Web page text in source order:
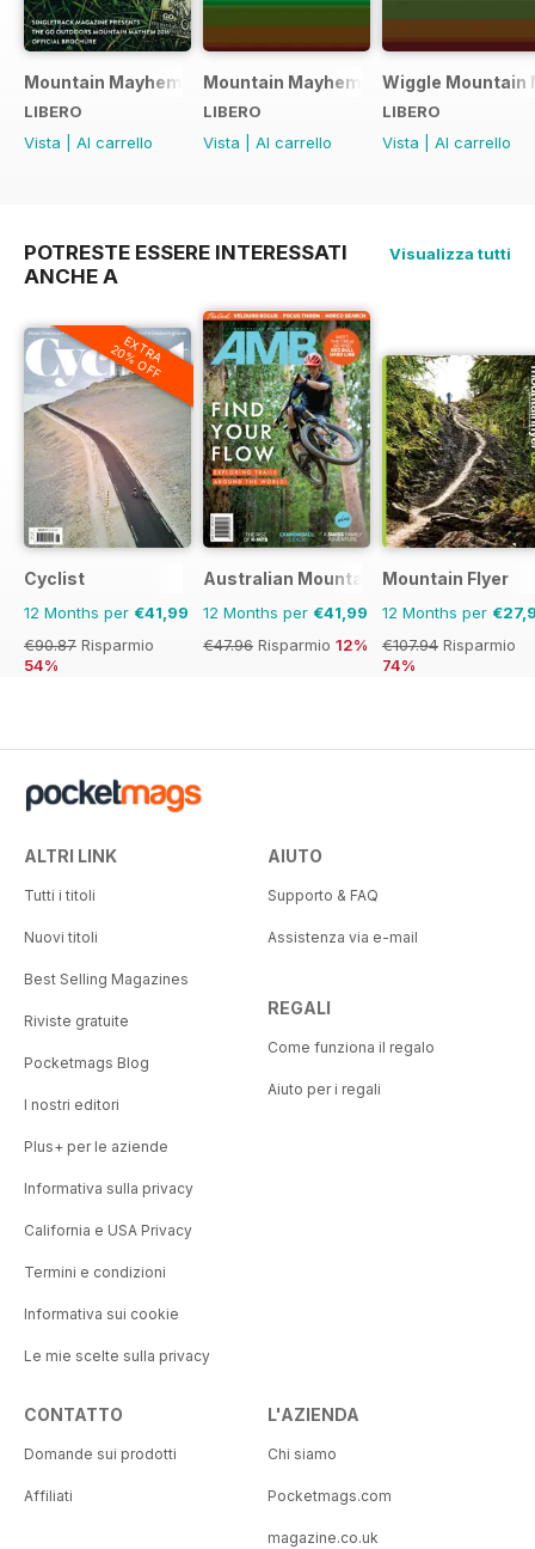
Mountain Mayhem 2016 Official Event Programme
LIBERO
Vista
Al carrello
Mountain Mayhem 2015 Official Event
LIBERO
Vista
Al carrello
Wiggle Mountain
LIBERO
Vista
Al carrello
POTRESTE ESSERE INTERESSATI
ANCHE A
Visualizza tutti
EXTRA
20% OFF
Cyclist
12 Months per €41,99
€90.87 Risparmio
54%
Australian Mountain Bike (AMB)
12 Months per €41,99
€47.96 Risparmio 12%
Mountain Flyer
12 Months per
€107.94 Risparmio
74%
ALTRI LINK
Tutti i titoli
Nuovi titoli
Best Selling Magazines
Riviste gratuite
Pocketmags Blog
I nostri editori
Plus+ per le aziende
Informativa sulla privacy
California e USA Privacy
Termini e condizioni
Informativa sui cookie
Le mie scelte sulla privacy
AIUTO
Supporto & FAQ
Assistenza via e-mail
REGALI
Come funziona il regalo
Aiuto per i regali
CONTATTO
Domande sui prodotti
Affiliati
L'AZIENDA
Chi siamo
Pocketmags.com
magazine.co.uk